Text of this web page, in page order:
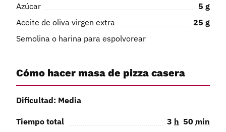
Azúcar
5 g
Aceite de oliva virgen extra
25 g
Semolina o harina para espolvorear
Cómo hacer masa de pizza casera
Dificultad: Media
Tiempo total 3 h 50 min